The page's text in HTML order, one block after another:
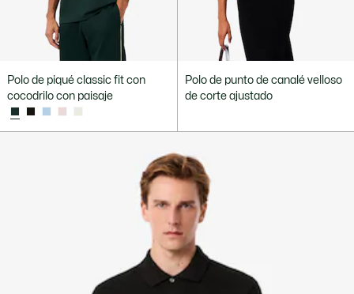
Polo de piqué classic fit con
cocodrilo con paisaje
Polo de punto de canalé velloso
de corte ajustado